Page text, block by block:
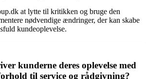
at lytte til kritikken og bruge den
nødvendige ændringer, der kan skabe
kundeoplevelse.
kunderne deres oplevelse med
til service og rådgivning?